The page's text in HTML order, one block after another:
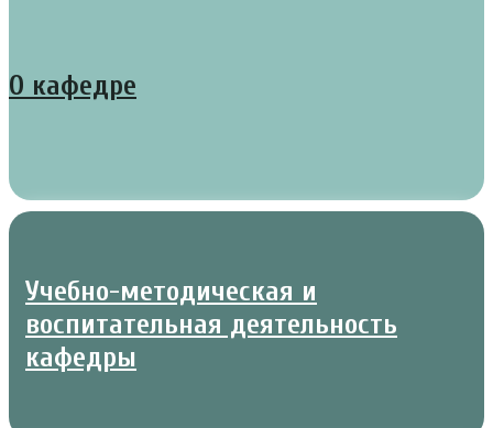
О кафедре
Учебно-методическая и
воспитательная деятельность
кафедры